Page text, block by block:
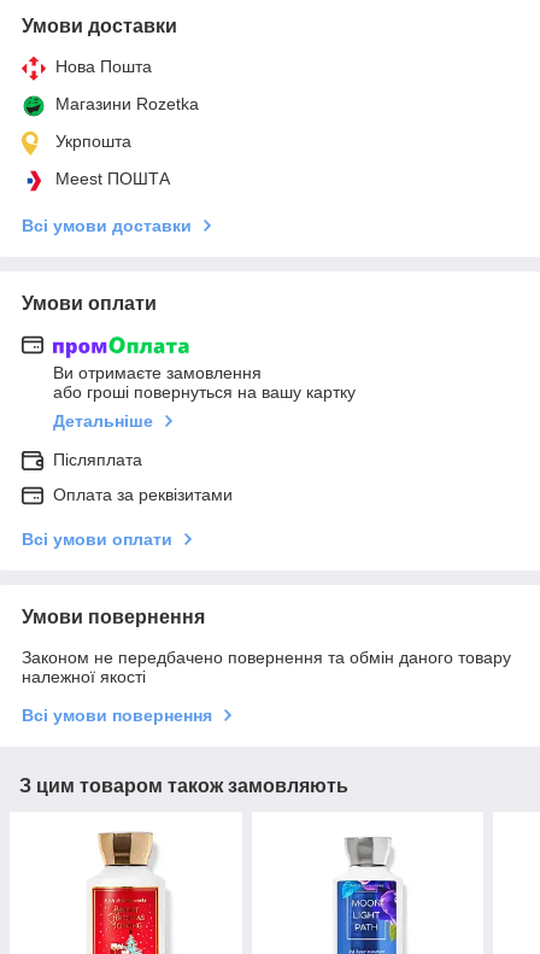
Умови доставки
Нова Пошта
Магазини Rozetka
Укрпошта
Meest ПОШТА
Всі умови доставки
Умови оплати
Ви отримаєте замовлення
або гроші повернуться на вашу картку
Детальніше
Післяплата
Оплата за реквізитами
Всі умови оплати
Умови повернення
Законом не передбачено повернення та обмін даного товару
належної якості
Всі умови повернення
З цим товаром також замовляють